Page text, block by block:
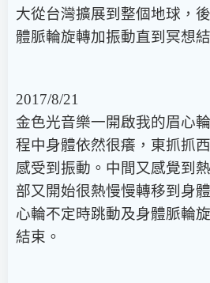
大從台灣擴展到整個地球，
體脈輪旋轉加振動直到冥想
2017/8/21
金色光音樂一開啟我的眉心
程中身體依然很癢，東抓抓
感受到振動。中間又感覺到
部又開始很熱慢慢轉移到身
心輪不定時跳動及身體脈輪
結束。